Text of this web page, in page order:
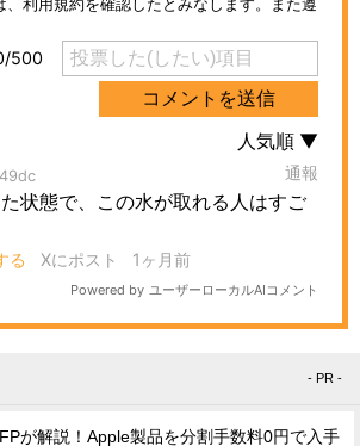
- PR -
FPが解説！Apple製品を分割手数料0円で入手